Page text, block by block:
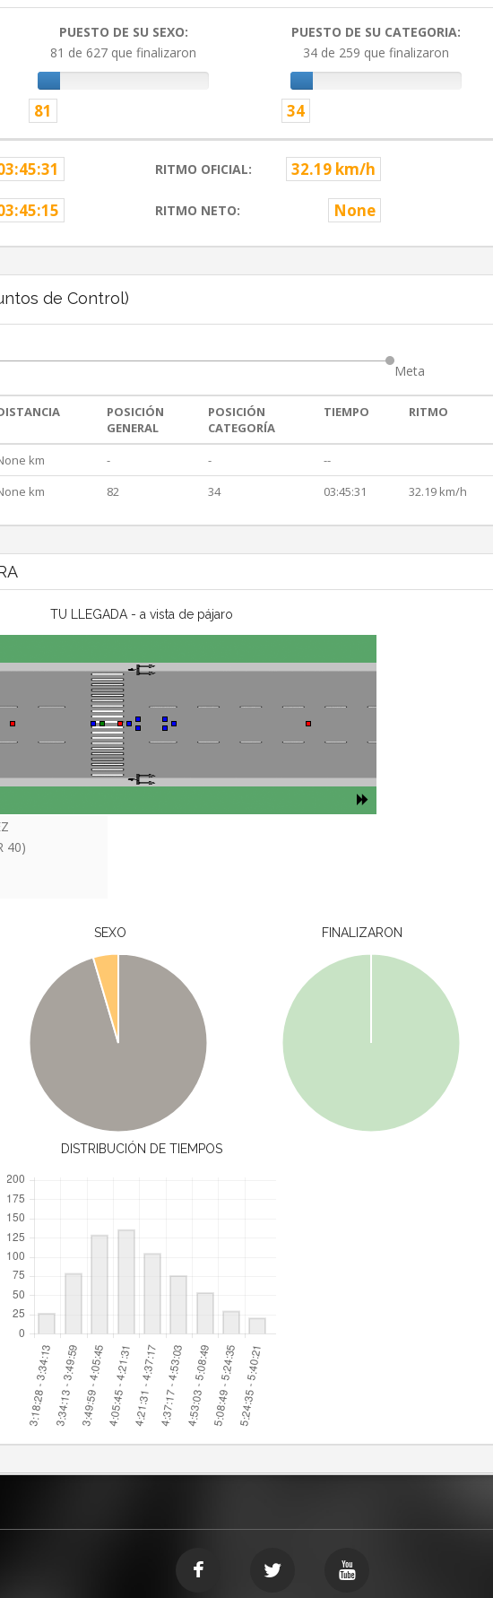
PUESTO DE SU SEXO:
81 de 627 que finalizaron
81
PUESTO DE SU CATEGORIA:
34 de 259 que finalizaron
34
RITMO OFICIAL: 32.19 km/h
RITMO NETO: None
de Control)
Meta
POSICIÓN
GENERAL
POSICIÓN
CATEGORÍA
TIEMPO RITMO
km - -
--
km 82 34 03:45:31 32.19 km/h
TU LLEGADA - a vista de pájaro
40)
SEXO FINALIZARON
DISTRIBUCIÓN DE TIEMPOS